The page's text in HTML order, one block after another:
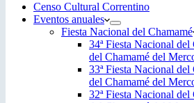
Censo Cultural Correntino
Eventos anuales
Fiesta Nacional del Chamamé
34ª Fiesta Nacional del
del Chamamé del
33ª Fiesta Nacional del
del Chamamé del
32ª Fiesta Nacional del